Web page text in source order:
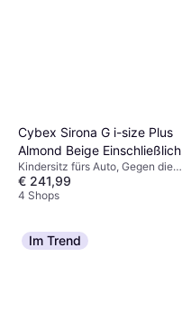
Cybex Sirona G i-size Plus
Almond Beige Einschließlich
Basishalterung
Kindersitz fürs Auto, Gegen die
Fahrtrichtung, i-Size,
Neugeboreneneinsatz inklusive,
Seitlicher Aufprallschutz (ASIP),
Waschbarer Bezug, Drehbar
€ 241,99
4 Shops
Im Trend